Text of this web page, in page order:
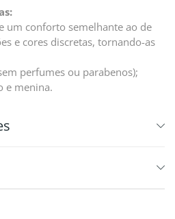
um conforto semelhante ao de
e cores discretas, tornando-as
perfumes ou parabenos);
e menina.